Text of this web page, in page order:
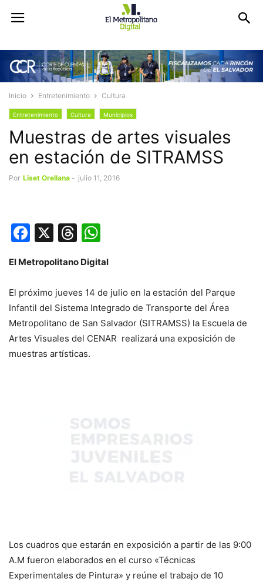
Inicio Entretenimiento Cultura
Entretenimiento Cultura Municipios
Muestras de artes visuales
en estación de SITRAMSS
Por Liset Orellana - julio 11, 2016
Facebook
X Threads
El Metropolitano Digital
El próximo jueves 14 de julio en la estación del Parque
Infantil del Sistema Integrado de Transporte del Área
Metropolitano de San Salvador (SITRAMSS) la Escuela de
Artes Visuales del CENAR realizará una exposición de
muestras artísticas.
Los cuadros que estarán en exposición a partir de las 9:00
A.M fueron elaborados en el curso «Técnicas
Experimentales de Pintura» y reúne el trabajo de 10